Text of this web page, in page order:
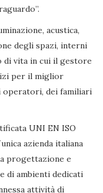
acustica,
degli spazi, interni
di vita in cui il gestore
per il miglior
operatori, dei familiari
UNI EN ISO
azienda italiana
progettazione e
di ambienti dedicati
attività di